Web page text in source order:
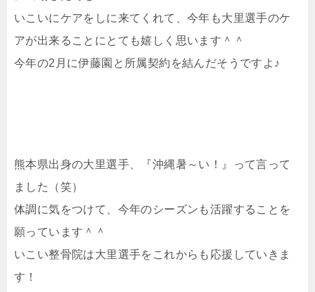
いこいにケアをしに来てくれて、今年も大里選手のケ
アが出来ることにとても嬉しく思います＾＾
今年の2月に伊藤園と所属契約を結んだそうですよ♪
熊本県出身の大里選手、『沖縄暑～い！』って言って
ました（笑）
体調に気をつけて、今年のシーズンも活躍することを
願っています＾＾
いこい整骨院は大里選手をこれからも応援していきま
す！